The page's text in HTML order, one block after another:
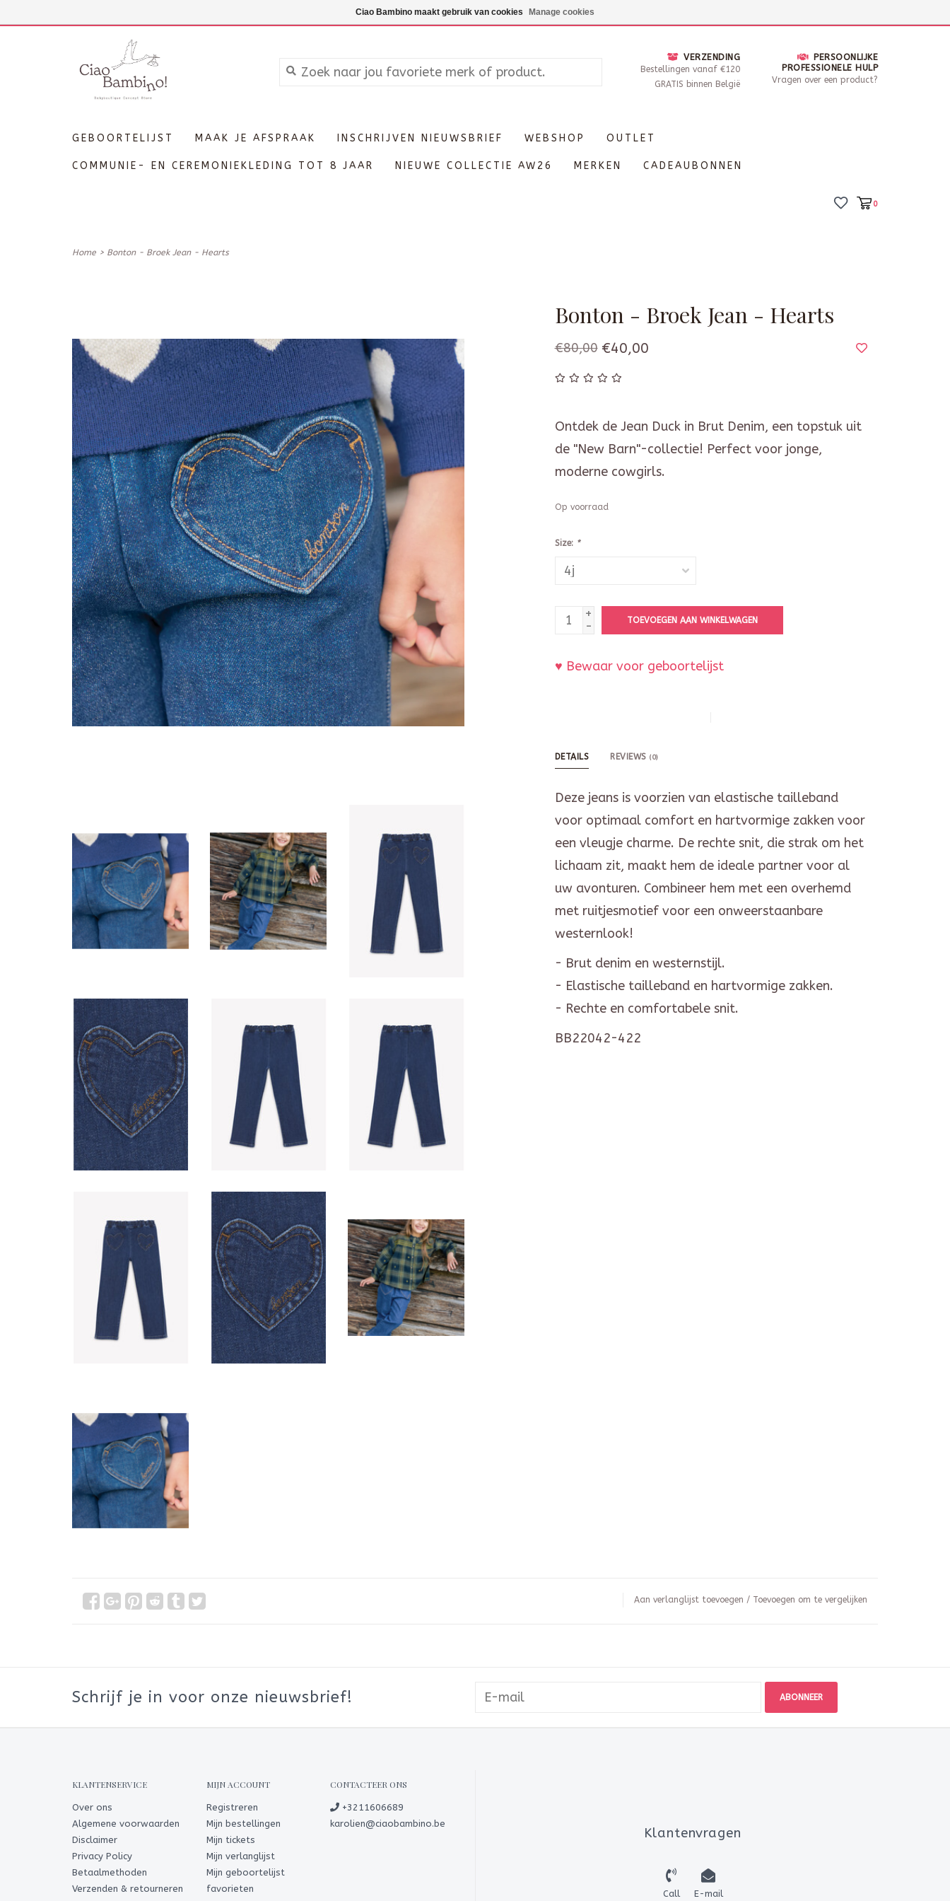
Maandag enkel op afspraak, Dinsdag - Zaterdag open van 10 - 17u30
VERZENDING
Bestellingen vanaf €120
GRATIS binnen België
PERSOONLIJKE
PROFESSIONELE HULP
Vragen over een product?
GEBOORTELIJST MAAK JE AFSPRAAK INSCHRIJVEN NIEUWSBRIEF WEBSHOP OUTLET
COMMUNIE- EN CEREMONIEKLEDING TOT 8 JAAR NIEUWE COLLECTIE AW26 MERKEN CADEAUBONNEN
0
Home > Bonton - Broek Jean - Hearts
Bonton - Broek Jean - Hearts
€80,00 €40,00
Ontdek de Jean Duck in Brut Denim, een topstuk uit
de "New Barn"-collectie! Perfect voor jonge,
moderne cowgirls.
Op voorraad
Size: *
+
-
TOEVOEGEN AAN WINKELWAGEN
♥ Bewaar voor geboortelijst
DETAILS REVIEWS (0)
Deze jeans is voorzien van elastische tailleband
voor optimaal comfort en hartvormige zakken voor
een vleugje charme. De rechte snit, die strak om het
lichaam zit, maakt hem de ideale partner voor al
uw avonturen. Combineer hem met een overhemd
met ruitjesmotief voor een onweerstaanbare
westernlook!
- Brut denim en westernstijl.
- Elastische tailleband en hartvormige zakken.
- Rechte en comfortabele snit.
BB22042-422
Aan verlanglijst toevoegen / Toevoegen om te vergelijken
Schrijf je in voor onze nieuwsbrief! ABONNEER
KLANTENSERVICE
Over ons
Algemene voorwaarden
Disclaimer
Privacy Policy
Betaalmethoden
Verzenden & retourneren
MIJN ACCOUNT
Registreren
Mijn bestellingen
Mijn tickets
Mijn verlanglijst
Mijn geboortelijst
favorieten
CONTACTEER ONS
+3211606689
karolien@ciaobambino.be
Klantenvragen
Call E-mail
Ciao Bambino maakt gebruik van cookies Manage cookies